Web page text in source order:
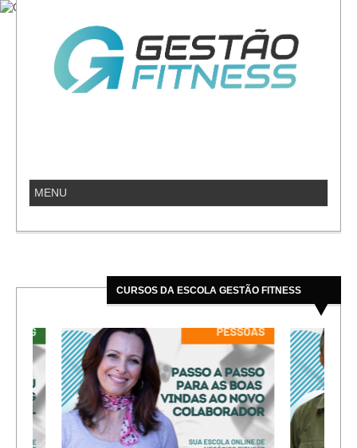
CURSOS DA ESCOLA GESTÃO FITNESS